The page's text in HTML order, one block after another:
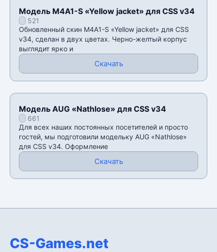
Модель M4A1-S «Yellow jacket» для CSS v34
521
Обновленный скин M4A1-S «Yellow jacket» для CSS
v34, сделан в двух цветах. Черно-желтый корпус
выглядит ярко и
Скачать
Модель AUG «Nathlose» для CSS v34
661
Для всех наших постоянных посетителей и просто
гостей, мы подготовили модельку AUG «Nathlose»
для CSS v34. Оформление
Скачать
CS-Games.net